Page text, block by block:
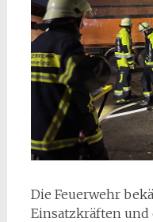
Die Feuerwehr
Einsatzkräften